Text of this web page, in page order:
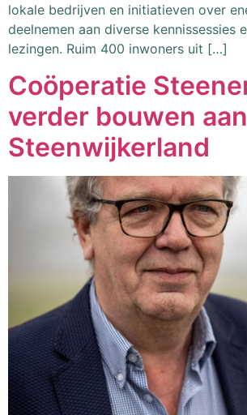
lokale bedrijven en initiatieven over
deelnemen aan diverse kennissessies
lezingen. Ruim 400 inwoners uit […]
Coöperatie
verder bouwen
Steenwijkerland